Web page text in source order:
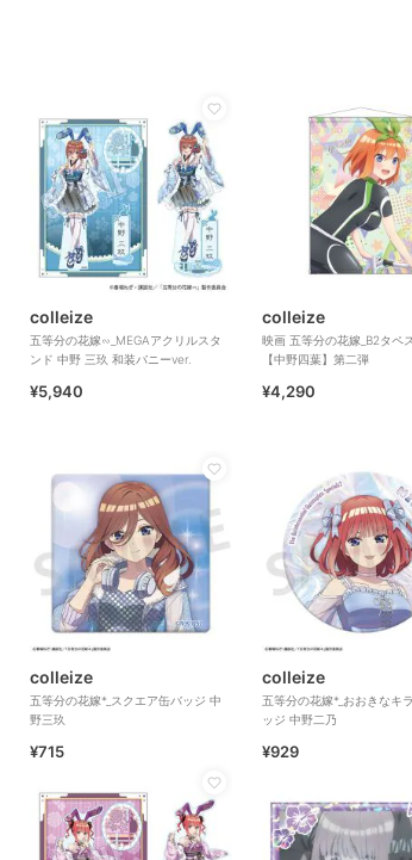
colleize
五等分の花嫁∽_MEGAアクリルスタ
ンド 中野 三玖 和装バニーver.
¥5,940
colleize
映画 五等分の花嫁_B2タペ
【中野四葉】第二弾
¥4,290
colleize
五等分の花嫁*_スクエア缶バッジ 中
野三玖
¥715
colleize
五等分の花嫁*_おおきなキ
ッジ 中野二乃
¥929